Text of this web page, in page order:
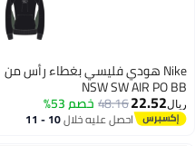
Nike هودي فليسي بغطاء رأس من
NSW SW AIR PO BB
ريال22.52
48.16خصم 53%
احصل عليه خلال 10 - 11